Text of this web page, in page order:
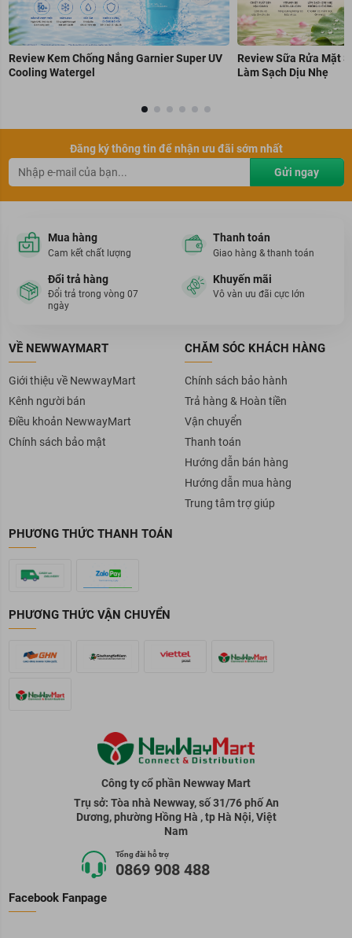
Review Kem Chống Nắng Garnier Super UV
Cooling Watergel
Review Sữa Rửa Mặt
Làm Sạch Dịu Nhẹ
Đăng ký thông tin để nhận ưu đãi sớm nhất
Gửi ngay
Mua hàng
Cam kết chất lượng
Thanh toán
Giao hàng & thanh toán
Đổi trả hàng
Đổi trả trong vòng 07
ngày
Khuyến mãi
Vô vàn ưu đãi cực lớn
VỀ NEWWAYMART
Giới thiệu về NewwayMart
Kênh người bán
Điều khoản NewwayMart
Chính sách bảo mật
CHĂM SÓC KHÁCH HÀNG
Chính sách bảo hành
Trả hàng & Hoàn tiền
Vận chuyển
Thanh toán
Hướng dẫn bán hàng
Hướng dẫn mua hàng
Trung tâm trợ giúp
PHƯƠNG THỨC THANH TOÁN
PHƯƠNG THỨC VẬN CHUYỂN
Công ty cổ phần Newway Mart
Trụ sở: Tòa nhà Newway, số 31/76 phố An
Dương, phường Hồng Hà , tp Hà Nội, Việt
Nam
Tổng đài hỗ trợ
0869 908 488
Facebook Fanpage